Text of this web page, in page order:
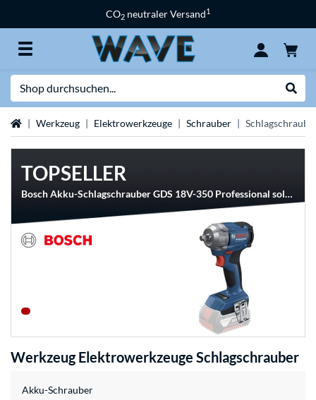
CO2 neutraler Versand1
StartseiteWerkzeug Elektrowerkzeuge Schrauber
TOPSELLER
Bosch Akku-Schlagschrauber GDS 18V-350 Professional solo, 18Volt
Werkzeug Elektrowerkzeuge Schlagschrauber
Akku-Schrauber